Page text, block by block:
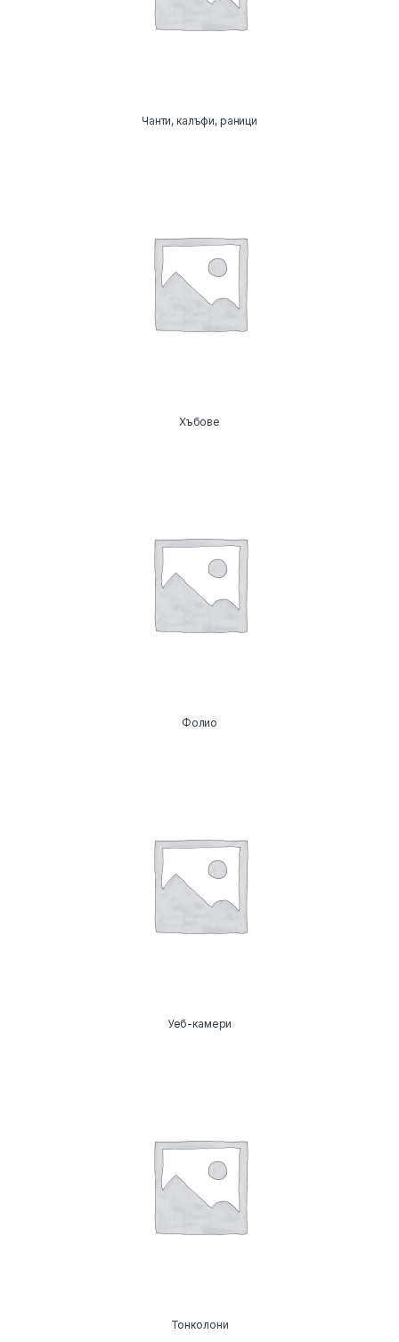
Чанти, калъфи, раници
Хъбове
Фолио
Уеб-камери
Тонколони